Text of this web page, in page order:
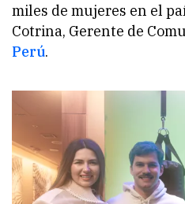
miles de mujeres en el
Cotrina, Gerente de
Perú.